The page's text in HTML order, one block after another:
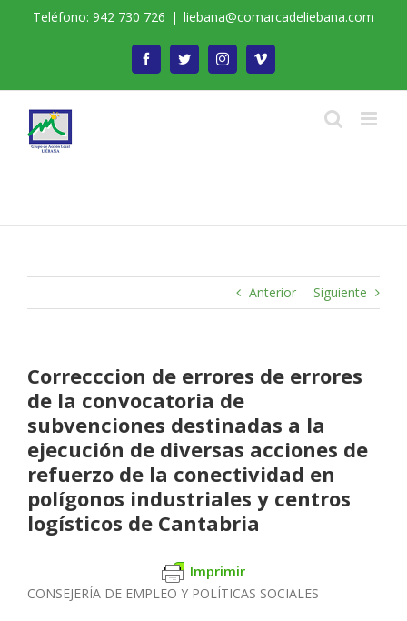
Teléfono: 942 730 726 | liebana@comarcadeliebana.com
FacebookTwitterInstagramVimeo
Anterior Siguiente
Correcccion de errores de errores
de la convocatoria de
subvenciones destinadas a la
ejecución de diversas acciones de
refuerzo de la conectividad en
polígonos industriales y centros
logísticos de Cantabria
Imprimir
CONSEJERÍA DE EMPLEO Y POLÍTICAS SOCIALES